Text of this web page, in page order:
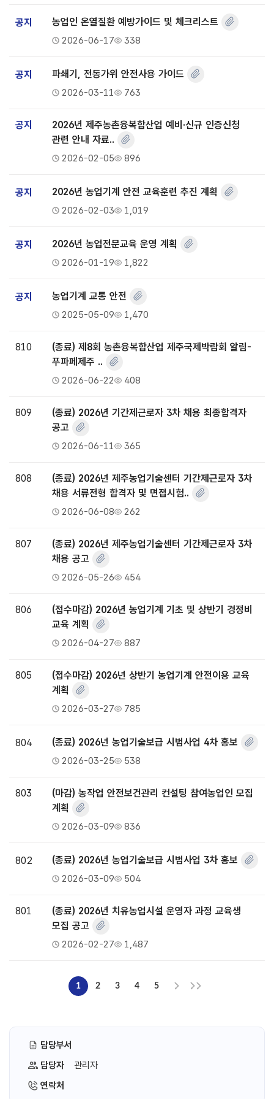
공지 농업인 온열질환 예방가이드 및 체크리스트
2026-06-17 338
공지 파쇄기, 전동가위 안전사용 가이드
2026-03-11 763
공지
2026년 제주농촌융복합산업 예비·신규 인증신청
관련 안내 자료..
2026-02-05 896
공지 2026년 농업기계 안전 교육훈련 추진 계획
2026-02-03 1,019
공지 2026년 농업전문교육 운영 계획
2026-01-19 1,822
공지 농업기계 교통 안전
2025-05-09 1,470
810
(종료) 제8회 농촌융복합산업 제주국제박람회 알림-
푸파페제주 ..
2026-06-22 408
809
(종료) 2026년 기간제근로자 3차 채용 최종합격자
공고
2026-06-11 365
808
(종료) 2026년 제주농업기술센터 기간제근로자 3차
채용 서류전형 합격자 및 면접시험..
2026-06-08 262
807
(종료) 2026년 제주농업기술센터 기간제근로자 3차
채용 공고
2026-05-26 454
806
(접수마감) 2026년 농업기계 기초 및 상반기 경정비
교육 계획
2026-04-27 887
805
(접수마감) 2026년 상반기 농업기계 안전이용 교육
계획
2026-03-27 785
804 (종료) 2026년 농업기술보급 시범사업 4차 홍보
2026-03-25 538
803
(마감) 농작업 안전보건관리 컨설팅 참여농업인 모집
계획
2026-03-09 836
802 (종료) 2026년 농업기술보급 시범사업 3차 홍보
2026-03-09 504
801
(종료) 2026년 치유농업시설 운영자 과정 교육생
모집 공고
2026-02-27 1,487
1 2 3 4 5
담당부서
담당자
관리자
연락처